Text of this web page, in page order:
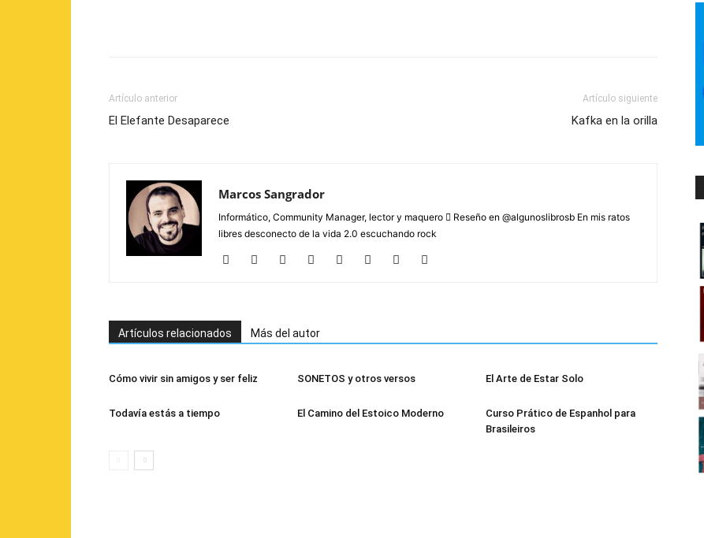
Artículo anterior
El Elefante Desaparece
Artículo siguiente
Kafka en la orilla
Marcos Sangrador
Informático, Community Manager, lector y maquero  Reseño en @algunoslibrosb En mis ratos
libres desconecto de la vida 2.0 escuchando rock
Artículos relacionados Más del autor
Cómo vivir sin amigos y ser feliz SONETOS y otros versos El Arte de Estar Solo
Todavía estás a tiempo El Camino del Estoico Moderno
Curso Prático de Espanhol para
Brasileiros